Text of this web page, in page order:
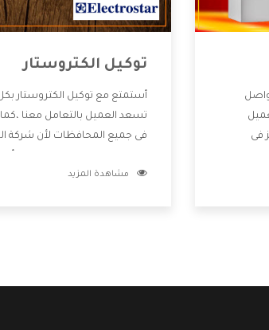
فى
بها
توكيل الكتروستار
أستمتع مع توكيل الكتروستار
تسعد العميل بالتعامل معنا ،كما
فى جميع المحافظات لأن شركة
الأجهزة التى توفرها لكم كما أنها
مشاهدة المزيد